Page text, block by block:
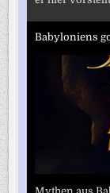
Babyloniens